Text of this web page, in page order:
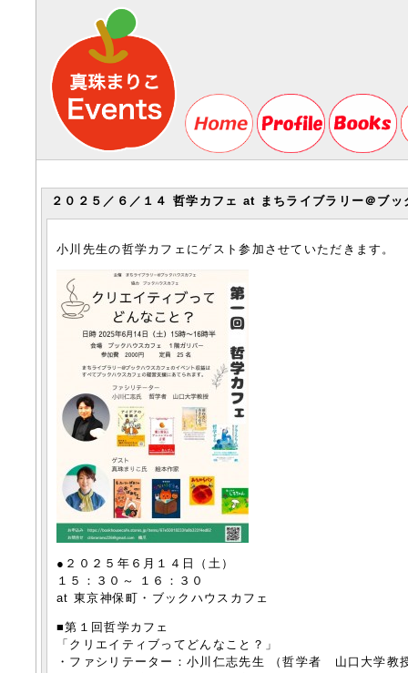
２０２５／６／１４ 哲学カフェ at まちライブラリー＠ブッ
小川先生の哲学カフェにゲスト参加させていただきます。
●２０２５年６月１４日（土）
１５：３０～ １６：３０
at 東京神保町・ブックハウスカフェ
■第１回哲学カフェ
「クリエイティブってどんなこと？」
・ファシリテーター：小川仁志先生 （哲学者 山口大学教